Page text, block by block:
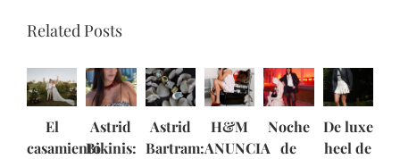
Related Posts
El
casamiento
Astrid
Bikinis:
Astrid
Bartram:
H&M
ANUNCIA
Noche
de
De luxe
heel de